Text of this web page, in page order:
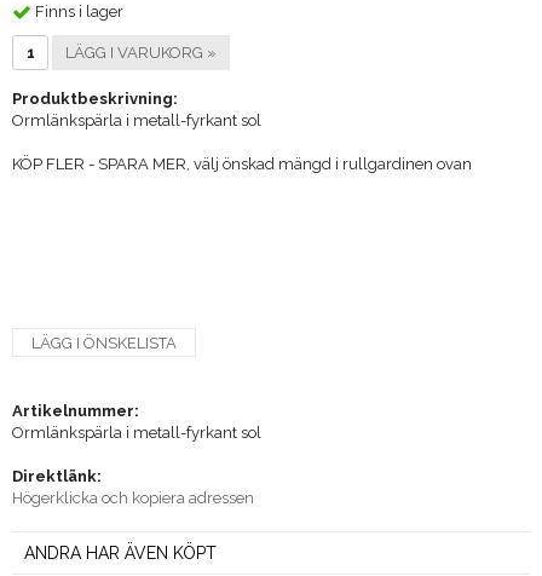
Finns i lager
LÄGG I VARUKORG »
Produktbeskrivning:
Ormlänkspärla i metall-fyrkant sol
KÖP FLER - SPARA MER, välj önskad mängd i rullgardinen ovan
LÄGG I ÖNSKELISTA
Artikelnummer:
Ormlänkspärla i metall-fyrkant sol
Direktlänk:
Högerklicka och kopiera adressen
ANDRA HAR ÄVEN KÖPT